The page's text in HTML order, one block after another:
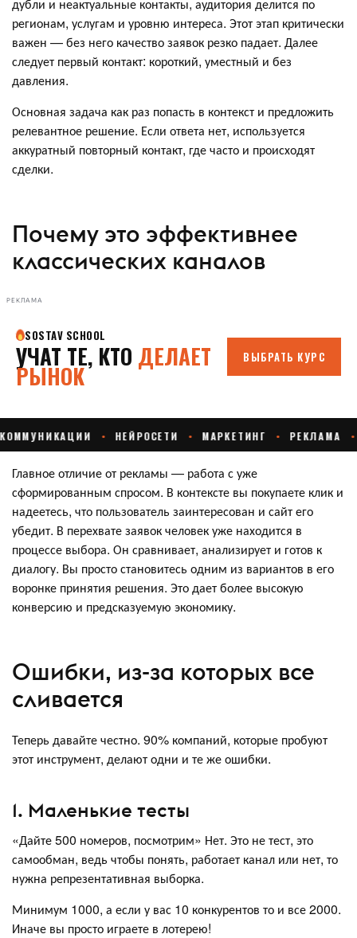
дубли и неактуальные контакты, аудитория делится по
регионам, услугам и уровню интереса. Этот этап критически
важен — без него качество заявок резко падает. Далее
следует первый контакт: короткий, уместный и без
давления.
Основная задача как раз попасть в контекст и предложить
релевантное решение. Если ответа нет, используется
аккуратный повторный контакт, где часто и происходят
сделки.
Почему это эффективнее
классических каналов
РЕКЛАМА
Главное отличие от рекламы — работа с уже
сформированным спросом. В контексте вы покупаете клик и
надеетесь, что пользователь заинтересован и сайт его
убедит. В перехвате заявок человек уже находится в
процессе выбора. Он сравнивает, анализирует и готов к
диалогу. Вы просто становитесь одним из вариантов в его
воронке принятия решения. Это дает более высокую
конверсию и предсказуемую экономику.
Ошибки, из-за которых все
сливается
Теперь давайте честно. 90% компаний, которые пробуют
этот инструмент, делают одни и те же ошибки.
1. Маленькие тесты
«Дайте 500 номеров, посмотрим» Нет. Это не тест, это
самообман, ведь чтобы понять, работает канал или нет, то
нужна репрезентативная выборка.
Минимум 1000, а если у вас 10 конкурентов то и все 2000.
Иначе вы просто играете в лотерею!